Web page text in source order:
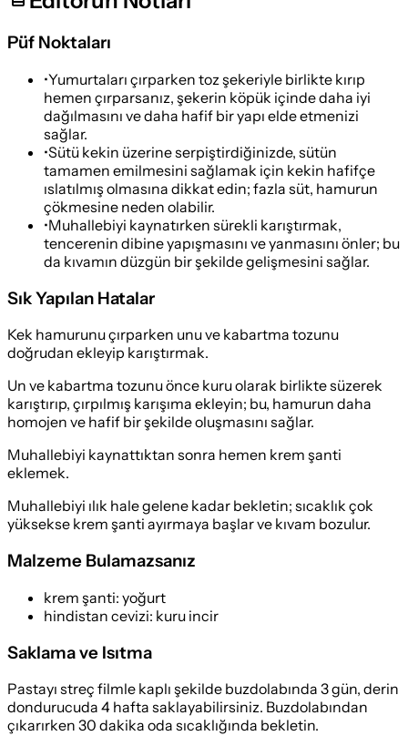
Püf Noktaları
•Yumurtaları çırparken toz şekeriyle birlikte kırıp
hemen çırparsanız, şekerin köpük içinde daha iyi
dağılmasını ve daha hafif bir yapı elde etmenizi
sağlar.
•Sütü kekin üzerine serpiştirdiğinizde, sütün
tamamen emilmesini sağlamak için kekin hafifçe
ıslatılmış olmasına dikkat edin; fazla süt, hamurun
çökmesine neden olabilir.
•Muhallebiyi kaynatırken sürekli karıştırmak,
tencerenin dibine yapışmasını ve yanmasını önler; bu
da kıvamın düzgün bir şekilde gelişmesini sağlar.
Sık Yapılan Hatalar
Kek hamurunu çırparken unu ve kabartma tozunu
doğrudan ekleyip karıştırmak.
Un ve kabartma tozunu önce kuru olarak birlikte süzerek
karıştırıp, çırpılmış karışıma ekleyin; bu, hamurun daha
homojen ve hafif bir şekilde oluşmasını sağlar.
Muhallebiyi kaynattıktan sonra hemen krem şanti
eklemek.
Muhallebiyi ılık hale gelene kadar bekletin; sıcaklık çok
yüksekse krem şanti ayırmaya başlar ve kıvam bozulur.
Malzeme Bulamazsanız
krem şanti: yoğurt
hindistan cevizi: kuru incir
Saklama ve Isıtma
Pastayı streç filmle kaplı şekilde buzdolabında 3 gün, derin
dondurucuda 4 hafta saklayabilirsiniz. Buzdolabından
çıkarırken 30 dakika oda sıcaklığında bekletin.